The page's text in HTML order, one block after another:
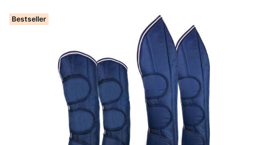
Bestseller